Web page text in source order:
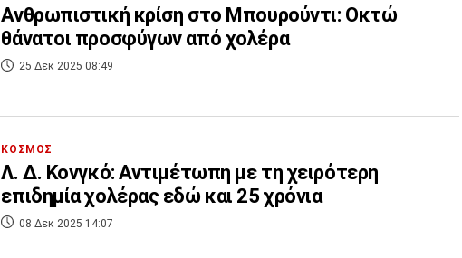
Ανθρωπιστική κρίση στο Μπουρούντι: Οκτώ
θάνατοι προσφύγων από χολέρα
25 Δεκ 2025 08:49
ΚΟΣΜΟΣ
Λ. Δ. Κονγκό: Αντιμέτωπη με τη χειρότερη
επιδημία χολέρας εδώ και 25 χρόνια
08 Δεκ 2025 14:07